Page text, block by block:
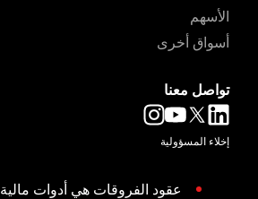
الأسهم
أسواق أخرى
تواصل معنا
إخلاء المسؤولية
عقود الفروقات هي أدوات مالية